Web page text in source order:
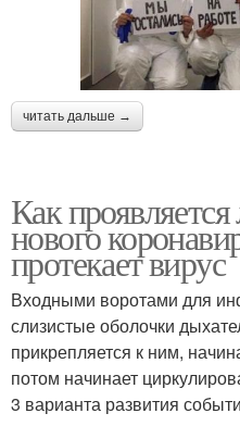
читать дальше →
Как
нового
протекает вирус
Входными воротами для
слизистые оболочки
прикрепляется к ним,
потом начинает
3 варианта развития